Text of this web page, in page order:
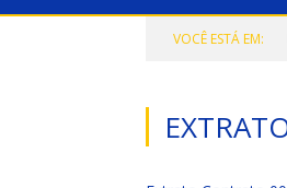
VOCÊ ESTÁ EM: